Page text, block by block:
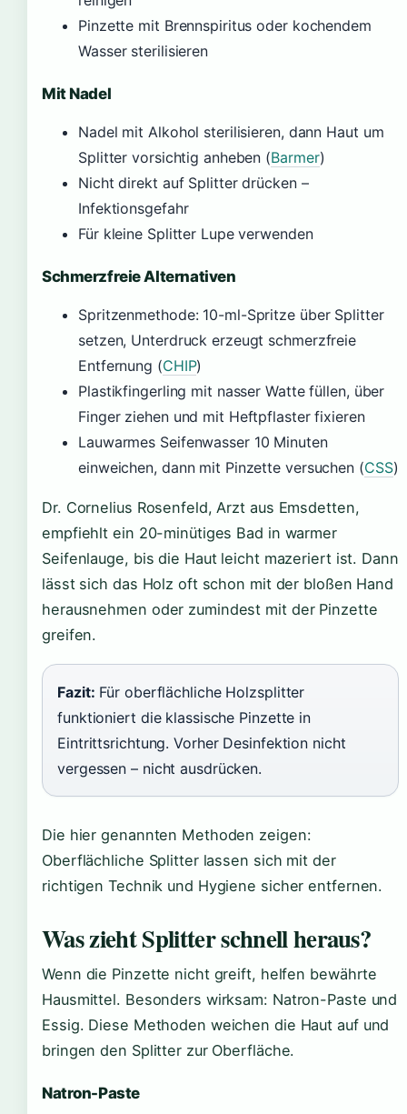
Pinzette mit Brennspiritus oder kochendem
Wasser sterilisieren
Mit Nadel
Nadel mit Alkohol sterilisieren, dann Haut um
Splitter vorsichtig anheben (Barmer)
Nicht direkt auf Splitter drücken –
Infektionsgefahr
Für kleine Splitter Lupe verwenden
Schmerzfreie Alternativen
Spritzenmethode: 10-ml-Spritze über Splitter
setzen, Unterdruck erzeugt schmerzfreie
Entfernung (CHIP)
Plastikfingerling mit nasser Watte füllen, über
Finger ziehen und mit Heftpflaster fixieren
Lauwarmes Seifenwasser 10 Minuten
einweichen, dann mit Pinzette versuchen (CSS)
Dr. Cornelius Rosenfeld, Arzt aus Emsdetten,
empfiehlt ein 20-minütiges Bad in warmer
Seifenlauge, bis die Haut leicht mazeriert ist. Dann
lässt sich das Holz oft schon mit der bloßen Hand
herausnehmen oder zumindest mit der Pinzette
greifen.
Fazit: Für oberflächliche Holzsplitter
funktioniert die klassische Pinzette in
Eintrittsrichtung. Vorher Desinfektion nicht
vergessen – nicht ausdrücken.
Die hier genannten Methoden zeigen:
Oberflächliche Splitter lassen sich mit der
richtigen Technik und Hygiene sicher entfernen.
Was zieht Splitter schnell heraus?
Wenn die Pinzette nicht greift, helfen bewährte
Hausmittel. Besonders wirksam: Natron-Paste und
Essig. Diese Methoden weichen die Haut auf und
bringen den Splitter zur Oberfläche.
Natron-Paste